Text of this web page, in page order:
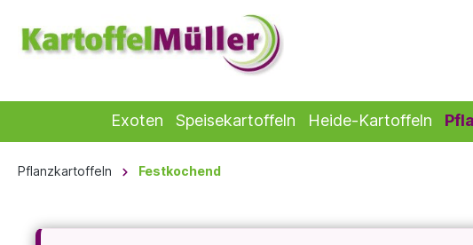
Exoten Speisekartoffeln Heide-Kartoffeln
Pflanzkartoffeln Festkochend